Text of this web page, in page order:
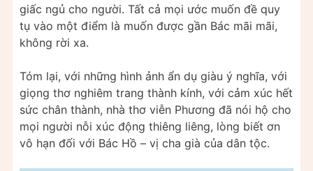
giấc ngủ cho người. Tất cả mọi ước muốn đề quy
tụ vào một điểm là muốn được gần Bác mãi mãi,
không rời xa.
Tóm lại, với những hình ảnh ẩn dụ giàu ý nghĩa, với
giọng thơ nghiêm trang thành kính, với cảm xúc hết
sức chân thành, nhà thơ viễn Phương đã nói hộ cho
mọi người nỗi xúc động thiêng liêng, lòng biết ơn
vô hạn đối với Bác Hồ – vị cha già của dân tộc.